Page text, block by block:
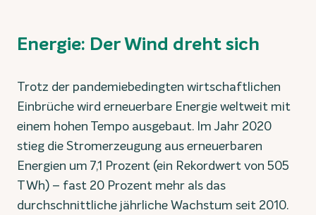
Energie: Der Wind dreht sich
Trotz der pandemiebedingten wirtschaftlichen
Einbrüche wird erneuerbare Energie weltweit mit
einem hohen Tempo ausgebaut. Im Jahr 2020
stieg die Stromerzeugung aus erneuerbaren
Energien um 7,1 Prozent (ein Rekordwert von 505
TWh) – fast 20 Prozent mehr als das
durchschnittliche jährliche Wachstum seit 2010.